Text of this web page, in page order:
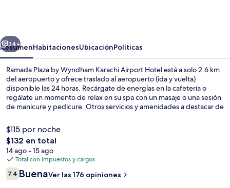
Karachi
Airport
Hotel
Siguiente
34+
ResumenHabitacionesUbicaciónPolíticas
Ramada Plaza by Wyndham Karachi Airport Hotel está a solo 2.6 km
del aeropuerto y ofrece traslado al aeropuerto (ida y vuelta)
disponible las 24 horas. Recárgate de energías en la cafetería o
regálate un momento de relax en su spa con un masaje o una sesión
de manicure y pedicure. Otros servicios y amenidades a destacar de
y su gimnasio.
$115 por noche
El
precio
total
es
de
$132 en total
14 ago - 15 ago
Total con impuestos y cargos
Opiniones
7.47.4 de 10,
BuenaVer las 176 opiniones